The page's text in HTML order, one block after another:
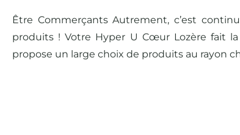
Être Commerçants Autrement, c’est
produits ! Votre Hyper U Cœur Lozère fait
propose un large choix de produits au rayon